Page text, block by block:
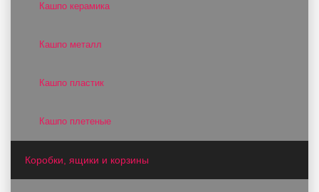
Кашпо керамика
Кашпо металл
Кашпо пластик
Кашпо плетеные
Коробки, ящики и корзины